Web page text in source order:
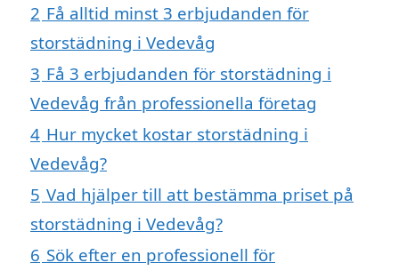
2 Få alltid minst 3 erbjudanden för
storstädning i Vedevåg
3 Få 3 erbjudanden för storstädning i
Vedevåg från professionella företag
4 Hur mycket kostar storstädning i
Vedevåg?
5 Vad hjälper till att bestämma priset på
storstädning i Vedevåg?
6 Sök efter en professionell för